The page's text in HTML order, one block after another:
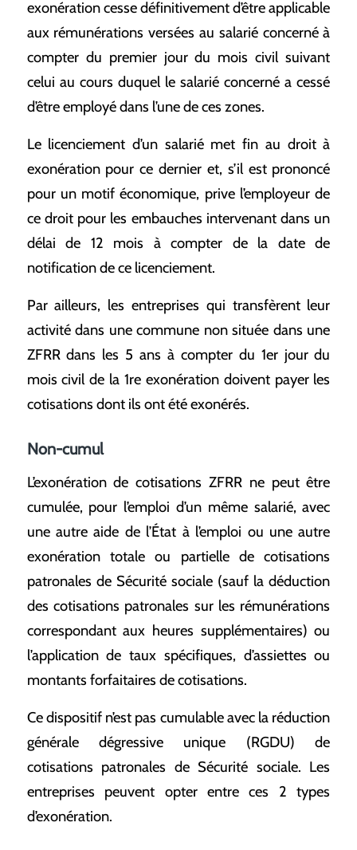
exonération cesse définitivement d’être applicable
aux rémunérations versées au salarié concerné à
compter du premier jour du mois civil suivant
celui au cours duquel le salarié concerné a cessé
d’être employé dans l’une de ces zones.
Le licenciement d’un salarié met fin au droit à
exonération pour ce dernier et, s’il est prononcé
pour un motif économique, prive l’employeur de
ce droit pour les embauches intervenant dans un
délai de 12 mois à compter de la date de
notification de ce licenciement.
Par ailleurs, les entreprises qui transfèrent leur
activité dans une commune non située dans une
ZFRR dans les 5 ans à compter du 1er jour du
mois civil de la 1re exonération doivent payer les
cotisations dont ils ont été exonérés.
Non-cumul
L’exonération de cotisations ZFRR ne peut être
cumulée, pour l’emploi d’un même salarié, avec
une autre aide de l’État à l’emploi ou une autre
exonération totale ou partielle de cotisations
patronales de Sécurité sociale (sauf la déduction
des cotisations patronales sur les rémunérations
correspondant aux heures supplémentaires) ou
l’application de taux spécifiques, d’assiettes ou
montants forfaitaires de cotisations.
Ce dispositif n’est pas cumulable avec la réduction
générale dégressive unique (RGDU) de
cotisations patronales de Sécurité sociale. Les
entreprises peuvent opter entre ces 2 types
d’exonération.